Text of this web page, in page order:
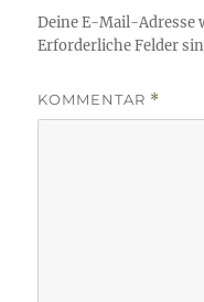
Deine E-Mail-
Erforderliche Felder
KOMMENTAR *